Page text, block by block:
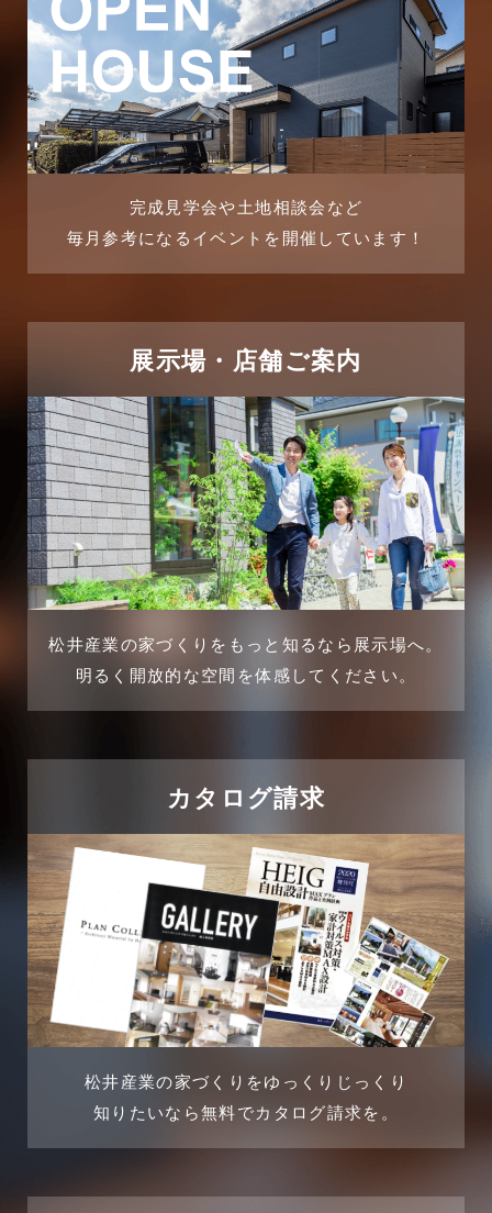
ブログ
マンション経営活用事例
よくある質問
リフォーム-ブログ
三郷中央駅店-ブログ
三郷市
三郷駅前店-ブログ
不動産の基礎知識に関するよくある質問
介護施設経営活用事例
企業誘致事例
住宅に関するよくある質問
商品情報
土地に関するよくある質問
土地活用事例
売買物件
2025年10月
2025年9月
2025年8月
2025年6月
2025年3月
2025年2月
2025年1月
2024年12月
2024年11月
2024年9月
2024年7月
2024年6月
2024年5月
2024年4月
2024年2月
完成見学会や土地相談会など
毎月参考になるイベントを開催しています！
展示場・店舗ご案内
松井産業の家づくりをもっと知るなら展示場へ。
明るく開放的な空間を体感してください。
カタログ請求
松井産業の家づくりをゆっくりじっくり
知りたいなら無料でカタログ請求を。